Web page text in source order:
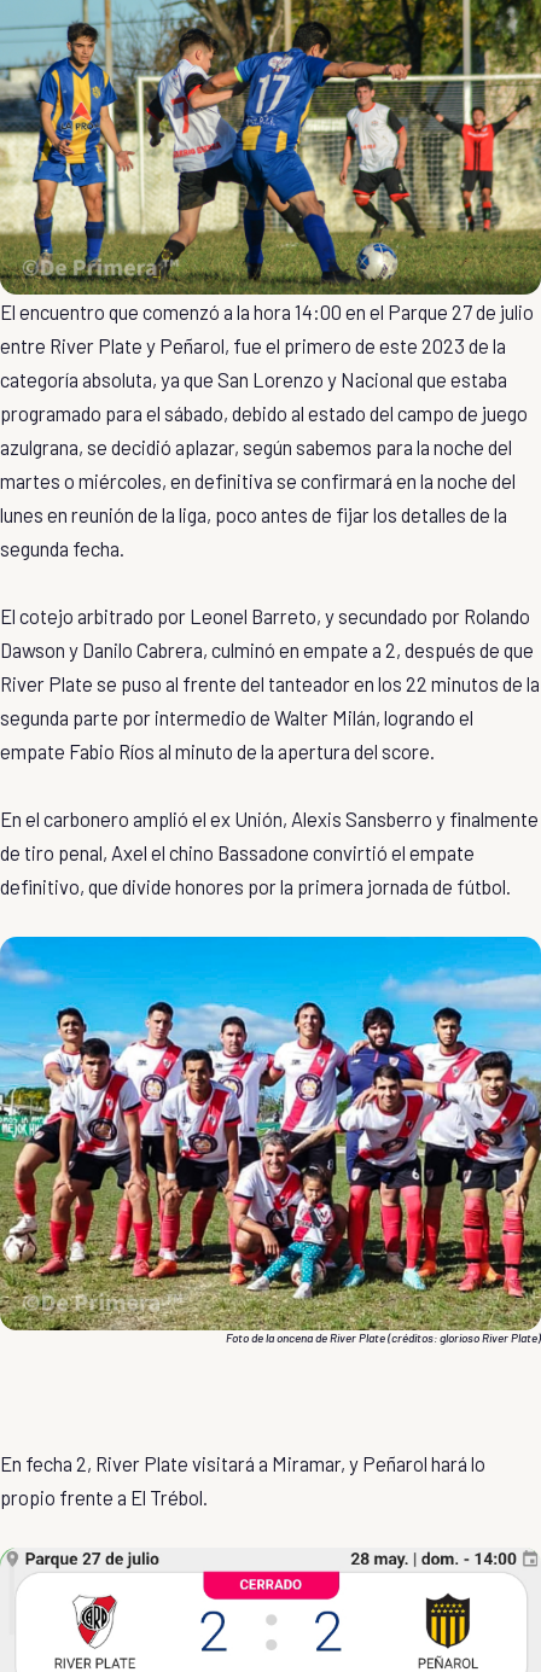
El encuentro que comenzó a la hora 14:00 en el Parque 27 de julio
entre River Plate y Peñarol, fue el primero de este 2023 de la
categoría absoluta, ya que San Lorenzo y Nacional que estaba
programado para el sábado, debido al estado del campo de juego
azulgrana, se decidió aplazar, según sabemos para la noche del
martes o miércoles, en definitiva se confirmará en la noche del
lunes en reunión de la liga, poco antes de fijar los detalles de la
segunda fecha.
El cotejo arbitrado por Leonel Barreto, y secundado por Rolando
Dawson y Danilo Cabrera, culminó en empate a 2, después de que
River Plate se puso al frente del tanteador en los 22 minutos de la
segunda parte por intermedio de Walter Milán, logrando el
empate Fabio Ríos al minuto de la apertura del score.
En el carbonero amplió el ex Unión, Alexis Sansberro y finalmente
de tiro penal, Axel el chino Bassadone convirtió el empate
definitivo, que divide honores por la primera jornada de fútbol.
Foto de la oncena de River Plate (créditos: gloriosoRiver Plate)
En fecha 2, River Plate visitará a Miramar, y Peñarol hará lo
propio frente a El Trébol.